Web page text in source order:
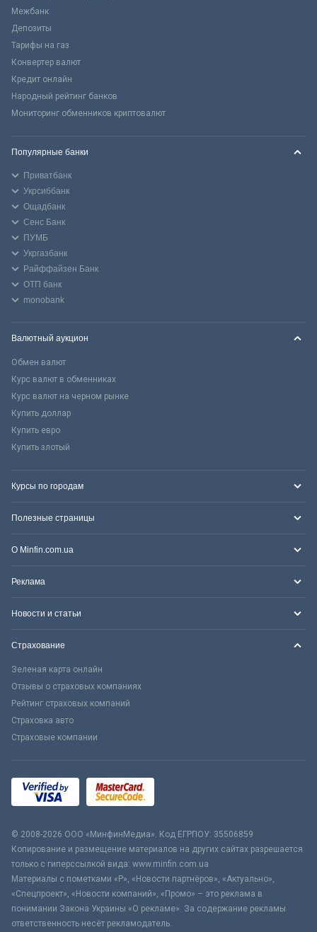
Межбанк
Депозиты
Тарифы на газ
Конвертер валют
Кредит онлайн
Народный рейтинг банков
Мониторинг обменников криптовалют
Популярные банки
Приватбанк
Укрсиббанк
Ощадбанк
Сенс Банк
ПУМБ
Укргазбанк
Райффайзен Банк
ОТП банк
monobank
Валютный аукцион
Обмен валют
Курс валют в обменниках
Курс валют на черном рынке
Купить доллар
Купить евро
Купить злотый
Курсы по городам
Полезные страницы
О Minfin.com.ua
Реклама
Новости и статьи
Страхование
Зеленая карта онлайн
Отзывы о страховых компаниях
Рейтинг страховых компаний
Страховка авто
Страховые компании
© 2008-2026 ООО «МинфинМедиа». Код ЕГРПОУ: 35506859
Копирование и размещение материалов на других сайтах разрешается
только с гиперссылкой вида: www.minfin.com.ua
Материалы с пометками «Р», «Новости партнёров», «Актуально»,
«Спецпроект», «Новости компаний», «Промо» – это реклама в
понимании Закона Украины «О рекламе». За содержание рекламы
ответственность несёт рекламодатель.